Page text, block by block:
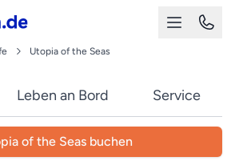
Utopia of the Seas
Leben an Bord Service
of the Seas buchen